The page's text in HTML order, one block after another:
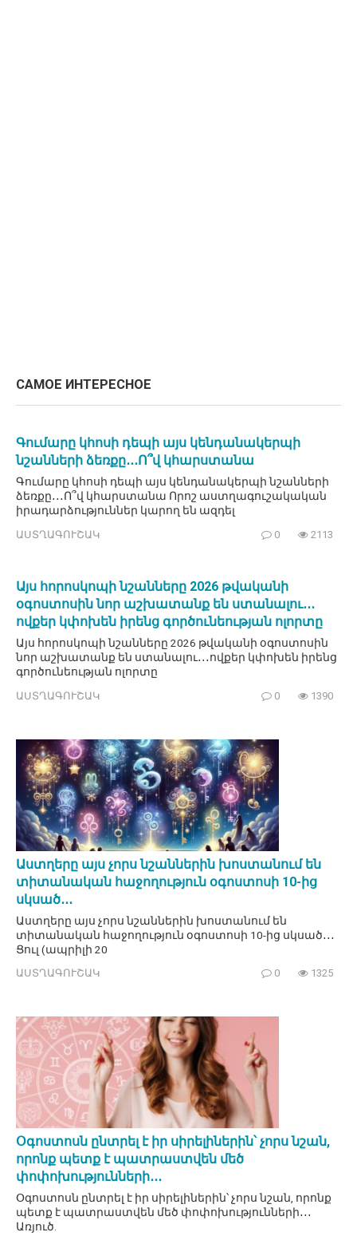
САМОЕ ИНТЕРЕСНОЕ
Գումարը կհոսի դեպի այս կենդանակերպի
նշանների ձեռքը․․․Ո՞վ կհարստանա
Գումարը կհոսի դեպի այս կենդանակերպի նշանների
ձեռքը․․․Ո՞վ կհարստանա Որոշ աստղագուշակական
իրադարձություններ կարող են ազդել
ԱՍՏՂԱԳՈՒՇԱԿ 0 2113
Այս հորոսկոպի նշանները 2026 թվականի
օգոստոսին նոր աշխատանք են ստանալու․․․
ովքեր կփոխեն իրենց գործունեության ոլորտը
Այս հորոսկոպի նշանները 2026 թվականի օգոստոսին
նոր աշխատանք են ստանալու․․․ովքեր կփոխեն իրենց
գործունեության ոլորտը
ԱՍՏՂԱԳՈՒՇԱԿ 0 1390
Աստղերը այս չորս նշաններին խոստանում են
տիտանական հաջողություն օգոստոսի 10-ից
սկսած․․․
Աստղերը այս չորս նշաններին խոստանում են
տիտանական հաջողություն օգոստոսի 10-ից սկսած․․․
Ցուլ (ապրիլի 20
ԱՍՏՂԱԳՈՒՇԱԿ 0 1325
Օգոստոսն ընտրել է իր սիրելիներին՝ չորս նշան,
որոնք պետք է պատրաստվեն մեծ
փոփոխությունների․․․
Օգոստոսն ընտրել է իր սիրելիներին՝ չորս նշան, որոնք
պետք է պատրաստվեն մեծ փոփոխությունների․․․
Առյուծ.